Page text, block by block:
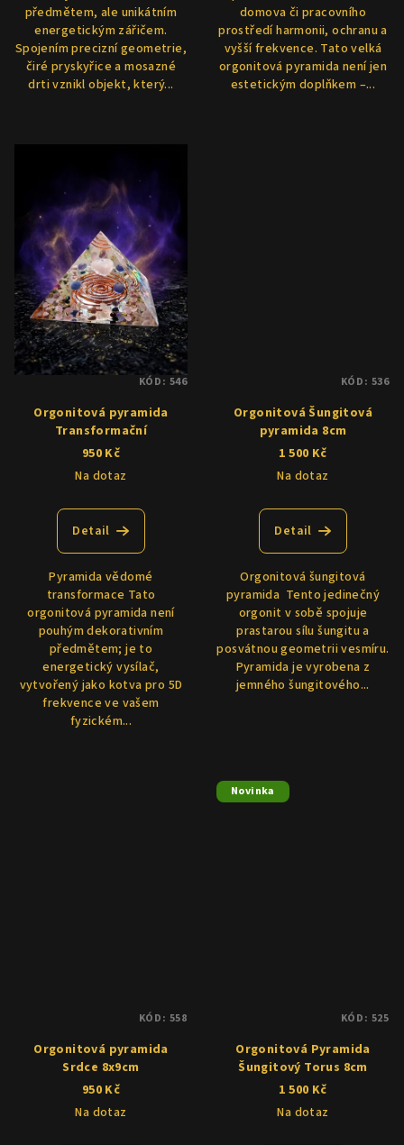
předmětem, ale unikátním
energetickým zářičem.
Spojením precizní geometrie,
čiré pryskyřice a mosazné
drti vznikl objekt, který...
domova či pracovního
prostředí harmonii, ochranu a
vyšší frekvence. Tato velká
orgonitová pyramida není jen
estetickým doplňkem –...
Orgonitová pyramida
Transformační
950 Kč
Na dotaz
Detail
Pyramida vědomé
transformace Tato
orgonitová pyramida není
pouhým dekorativním
předmětem; je to
energetický vysílač,
vytvořený jako kotva pro 5D
frekvence ve vašem
fyzickém...
KÓD: 546
Orgonitová Šungitová
pyramida 8cm
1 500 Kč
Na dotaz
Detail
Orgonitová šungitová
pyramida Tento jedinečný
orgonit v sobě spojuje
prastarou sílu šungitu a
posvátnou geometrii vesmíru.
Pyramida je vyrobena z
jemného šungitového...
KÓD: 536
Orgonitová pyramida
Srdce 8x9cm
950 Kč
Na dotaz
KÓD: 558
Novinka
Orgonitová Pyramida
Šungitový Torus 8cm
1 500 Kč
Na dotaz
KÓD: 525